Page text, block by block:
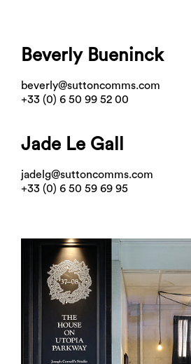
Beverly Bueninck
beverly@suttoncomms.com
+33 (0) 6 50 99 52 00
Jade Le Gall
jadelg@suttoncomms.com
+33 (0) 6 50 59 69 95